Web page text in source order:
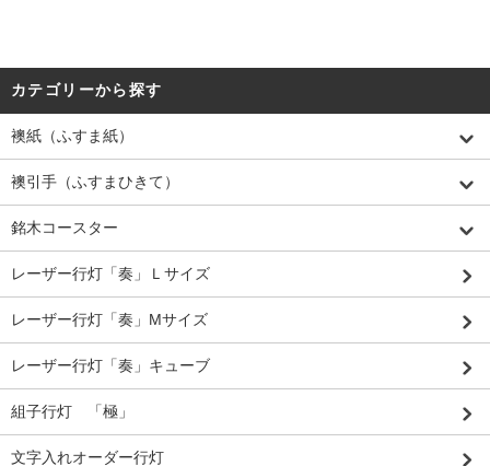
カテゴリーから探す
襖紙（ふすま紙）
襖引手（ふすまひきて）
銘木コースター
レーザー行灯「奏」Ｌサイズ
レーザー行灯「奏」Mサイズ
レーザー行灯「奏」キューブ
組子行灯 「極」
文字入れオーダー行灯